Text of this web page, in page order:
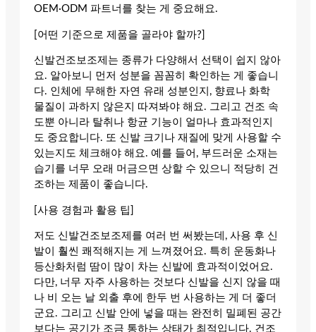
OEM·ODM 파트너를 찾는 게 중요해요.
[어떤 기준으로 제품을 골라야 할까?]
신발건조보조제는 종류가 다양해서 선택이 쉽지 않아
요. 알아보니 먼저 성분을 꼼꼼히 확인하는 게 좋습니
다. 인체에 무해한 자연 유래 성분인지, 향료나 화학
물질이 과하지 않은지 따져봐야 해요. 그리고 건조 속
도뿐 아니라 탈취나 항균 기능이 얼마나 효과적인지
도 중요합니다. 또 신발 크기나 재질에 맞게 사용할 수
있는지도 체크해야 해요. 예를 들어, 부드러운 소재는
습기를 너무 오래 머금으면 상할 수 있으니 적당히 건
조하는 제품이 좋습니다.
[사용 경험과 활용 팁]
저도 신발건조보조제를 여러 번 써봤는데, 사용 후 신
발이 훨씬 쾌적해지는 게 느껴졌어요. 특히 운동화나
등산화처럼 땀이 많이 차는 신발에 효과적이었어요.
다만, 너무 자주 사용하는 것보다 신발을 신지 않을 때
나 비 오는 날 외출 후에 한두 번 사용하는 게 더 좋더
군요. 그리고 신발 안에 넣을 때는 완전히 밀폐된 공간
보다는 공기가 조금 통하는 상태가 최적입니다. 건조